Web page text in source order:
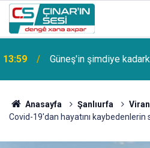
11:30
Bağacık (Bağcağê)
SAMET TUNÇ vefat
Anasayfa Şanlıurfa
Covid-19'dan hayatını kaybedenlerin